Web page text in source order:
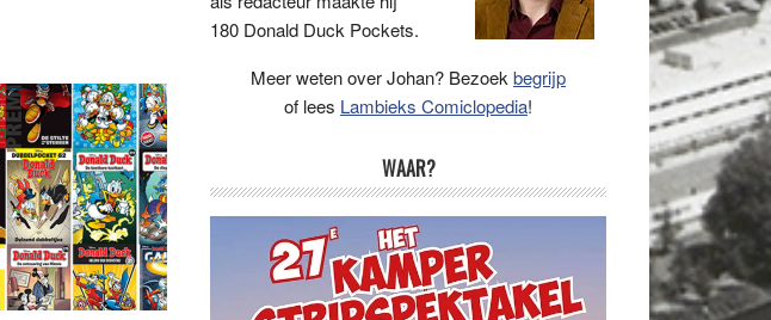
180 Donald Duck Pockets.
Meer weten over Johan? Bezoek begrijp
of lees Lambieks Comiclopedia!
WAAR?